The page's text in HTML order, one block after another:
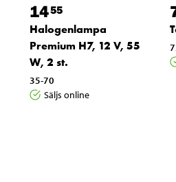
1455
Halogenlampa
Premium H7, 12 V, 55
W, 2 st.
35-70
Säljs online